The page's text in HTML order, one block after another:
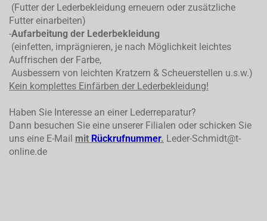
(Futter der Lederbekleidung erneuern oder zusätzliche
Futter einarbeiten)
-Aufarbeitung der Lederbekleidung
(einfetten, imprägnieren, je nach Möglichkeit leichtes
Auffrischen der Farbe,
Ausbessern von leichten Kratzern & Scheuerstellen u.s.w.)
Kein komplettes Einfärben der Lederbekleidung!
Haben Sie Interesse an einer Lederreparatur?
Dann besuchen Sie eine unserer Filialen oder schicken Sie
uns eine E-Mail mit Rückrufnummer. Leder-Schmidt@t-
online.de